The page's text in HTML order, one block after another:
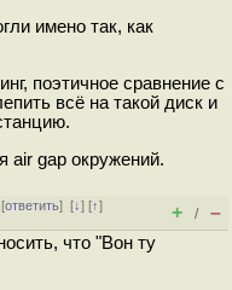
имено так, как
поэтичное сравнение с
всё на такой диск и
air gap окружений.
ответить][↓] [↑]
+ / –
что "Вон ту